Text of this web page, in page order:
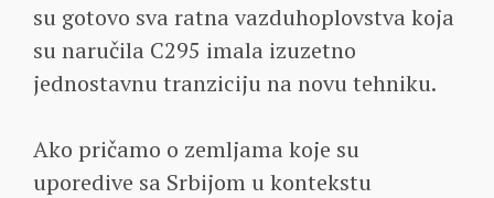
su gotovo sva ratna vazduhoplovstva koja
su naručila C295 imala izuzetno
jednostavnu tranziciju na novu tehniku.
Ako pričamo o zemljama koje su
uporedive sa Srbijom u kontekstu